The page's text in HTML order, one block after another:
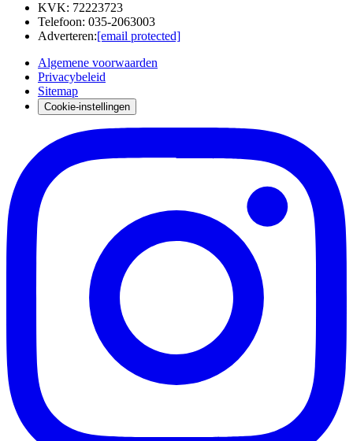
KVK: 72223723
Telefoon: 035-2063003
Adverteren:[email protected]
Algemene voorwaarden
Privacybeleid
Sitemap
Cookie-instellingen